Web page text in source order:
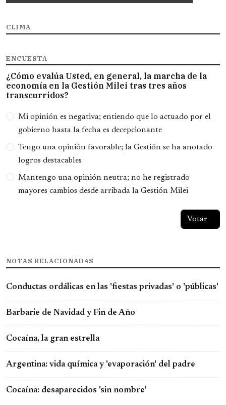
CLIMA
ENCUESTA
¿Cómo evalúa Usted, en general, la marcha de la
economía en la Gestión Milei tras tres años
transcurridos?
Opciones
Mi opinión es negativa; entiendo que lo actuado por el
gobierno hasta la fecha es decepcionante
Tengo una opinión favorable; la Gestión se ha anotado
logros destacables
Mantengo una opinión neutra; no he registrado
mayores cambios desde arribada la Gestión Milei
NOTAS RELACIONADAS
Conductas ordálicas en las 'fiestas privadas' o 'públicas'
Barbarie de Navidad y Fin de Año
Cocaína, la gran estrella
Argentina: vida química y 'evaporación' del padre
Cocaína: desaparecidos 'sin nombre'